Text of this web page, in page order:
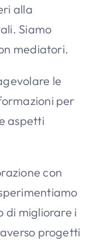
alla
Siamo
mediatori.
le
per
aspetti
con
di migliorare i
progetti